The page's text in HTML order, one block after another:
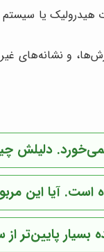
یا سیستم
و نشانه‌های
دلیلش
آیا این
پایین‌تر